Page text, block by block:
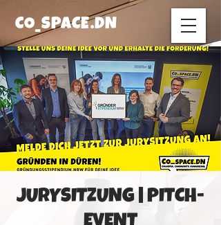
CO_SPACE.DN
JURYSITZUNG | PITCH-